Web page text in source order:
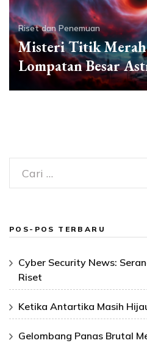
Riset dan Penemuan
Misteri Titik Merah
Lompatan Besar
Cari
untuk:
POS-POS TERBARU
Cyber Security News:
Riset
Ketika Antartika Masih
Gelombang Panas Brutal